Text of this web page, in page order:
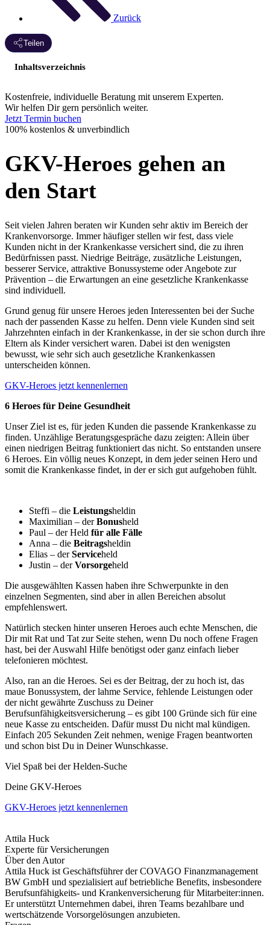
Zurück
Teilen
Inhaltsverzeichnis
Kostenfreie, individuelle Beratung mit unserem Experten.
Wir helfen Dir gern persönlich weiter.
Jetzt Termin buchen
100% kostenlos & unverbindlich
GKV-Heroes gehen an
den Start
Seit vielen Jahren beraten wir Kunden sehr aktiv im Bereich der
Krankenvorsorge. Immer häufiger stellen wir fest, dass viele
Kunden nicht in der Krankenkasse versichert sind, die zu ihren
Bedürfnissen passt. Niedrige Beiträge, zusätzliche Leistungen,
besserer Service, attraktive Bonussysteme oder Angebote zur
Prävention – die Erwartungen an eine gesetzliche Krankenkasse
sind individuell.
Grund genug für unsere Heroes jeden Interessenten bei der Suche
nach der passenden Kasse zu helfen. Denn viele Kunden sind seit
Jahrzehnten einfach in der Krankenkasse, in der sie schon durch ihre
Eltern als Kinder versichert waren. Dabei ist den wenigsten
bewusst, wie sehr sich auch gesetzliche Krankenkassen
unterscheiden können.
GKV-Heroes jetzt kennenlernen
6 Heroes für Deine Gesundheit
Unser Ziel ist es, für jeden Kunden die passende Krankenkasse zu
finden. Unzählige Beratungsgespräche dazu zeigten: Allein über
einen niedrigen Beitrag funktioniert das nicht. So entstanden unsere
6 Heroes. Ein völlig neues Konzept, in dem jeder seinen Hero und
somit die Krankenkasse findet, in der er sich gut aufgehoben fühlt.
Steffi – die Leistungsheldin
Maximilian – derBonusheld
Paul – der Held für alle Fälle
Anna – die Beitragsheldin
Elias – derServiceheld
Justin – derVorsorgeheld
Die ausgewählten Kassen haben ihre Schwerpunkte in den
einzelnen Segmenten, sind aber in allen Bereichen absolut
empfehlenswert.
Natürlich stecken hinter unseren Heroes auch echte Menschen, die
Dir mit Rat und Tat zur Seite stehen, wenn Du noch offene Fragen
hast, bei der Auswahl Hilfe benötigst oder ganz einfach lieber
telefonieren möchtest.
Also, ran an die Heroes. Sei es der Beitrag, der zu hoch ist, das
maue Bonussystem, der lahme Service, fehlende Leistungen oder
der nicht gewährte Zuschuss zu Deiner
Berufsunfähigkeitsversicherung – es gibt 100 Gründe sich für eine
neue Kasse zu entscheiden. Dafür musst Du nicht mal kündigen.
Einfach 205 Sekunden Zeit nehmen, wenige Fragen beantworten
und schon bist Du in Deiner Wunschkasse.
Viel Spaß bei der Helden-Suche
Deine GKV-Heroes
GKV-Heroes jetzt kennenlernen
Attila Huck
Experte für Versicherungen
Über den Autor
Attila Huck ist Geschäftsführer der COVAGO Finanzmanagement
BW GmbH und spezialisiert auf betriebliche Benefits, insbesondere
Berufsunfähigkeits- und Krankenversicherung für Mitarbeiter:innen.
Er unterstützt Unternehmen dabei, ihren Teams bezahlbare und
wertschätzende Vorsorgelösungen anzubieten.